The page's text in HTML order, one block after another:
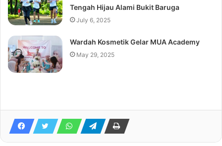
Tengah Hijau Alami Bukit Baruga
July 6, 2025
Wardah Kosmetik Gelar MUA Academy
May 29, 2025